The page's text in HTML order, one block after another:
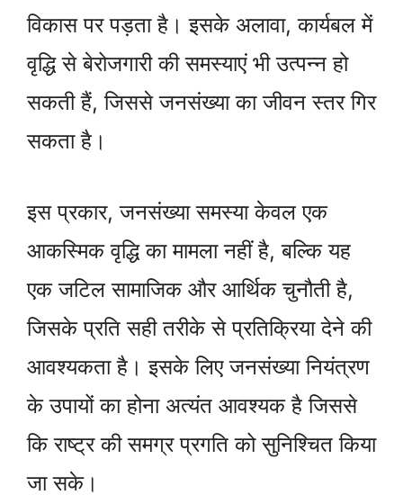
विकास पर पड़ता है। इसके अलावा, कार्यबल में
वृद्धि से बेरोजगारी की समस्याएं भी उत्पन्न हो
सकती हैं, जिससे जनसंख्या का जीवन स्तर गिर
सकता है।
इस प्रकार, जनसंख्या समस्या केवल एक
आकस्मिक वृद्धि का मामला नहीं है, बल्कि यह
एक जटिल सामाजिक और आर्थिक चुनौती है,
जिसके प्रति सही तरीके से प्रतिक्रिया देने की
आवश्यकता है। इसके लिए जनसंख्या नियंत्रण
के उपायों का होना अत्यंत आवश्यक है जिससे
कि राष्ट्र की समग्र प्रगति को सुनिश्चित किया
जा सके।